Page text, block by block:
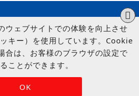
GROUP Co., Ltd.
OK
ウェブサイトでの体験を向上させ
キー）を使用しています。Cookie
合は、お客様のブラウザの設定で
ことができます。